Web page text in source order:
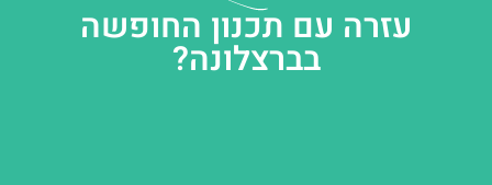
עזרה עם תכנון החופשה
בברצלונה?